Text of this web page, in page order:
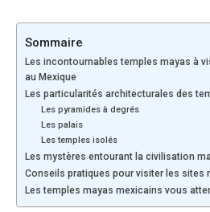
Sommaire
Les incontournables temples mayas à
au Mexique
Les particularités architecturales des
Les pyramides à degrés
Les palais
Les temples isolés
Les mystères entourant la civilisation
Conseils pratiques pour visiter les sites
Les temples mayas mexicains vous